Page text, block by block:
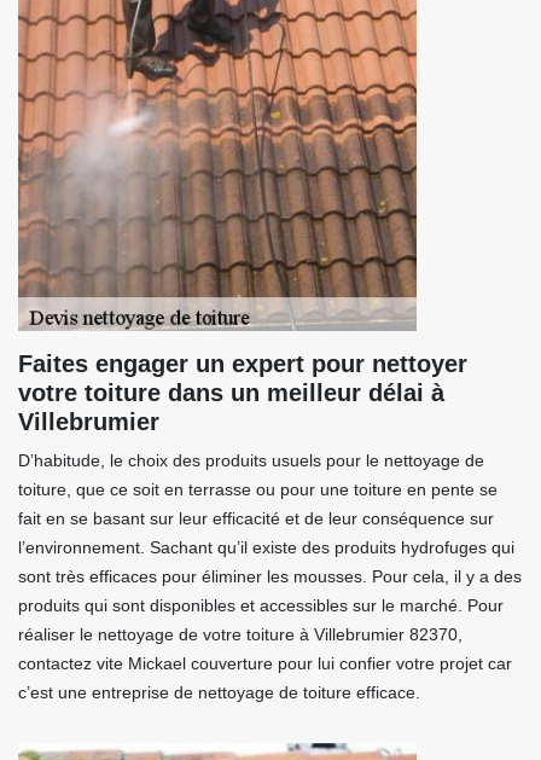
Faites engager un expert pour nettoyer
votre toiture dans un meilleur délai à
Villebrumier
D’habitude, le choix des produits usuels pour le nettoyage de
toiture, que ce soit en terrasse ou pour une toiture en pente se
fait en se basant sur leur efficacité et de leur conséquence sur
l’environnement. Sachant qu’il existe des produits hydrofuges qui
sont très efficaces pour éliminer les mousses. Pour cela, il y a des
produits qui sont disponibles et accessibles sur le marché. Pour
réaliser le nettoyage de votre toiture à Villebrumier 82370,
contactez vite Mickael couverture pour lui confier votre projet car
c’est une entreprise de nettoyage de toiture efficace.